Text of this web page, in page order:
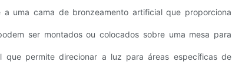
a uma cama de bronzeamento artificial que proporciona
ser montados ou colocados sobre uma mesa para
que permite direcionar a luz para áreas específicas de